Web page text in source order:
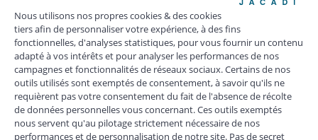
*Livraison express gratuite en point relais dès 59 € et à domicile dès 150
€ vers la France Métropolitaine
Les données collectées par la société JACADI, responsable
du traitement, sont nécessaires à l'envoi de newsletters, à la
création de compte, pour le traitement, le suivi et la livraison
de votre commande, ainsi que pour le suivi de votre